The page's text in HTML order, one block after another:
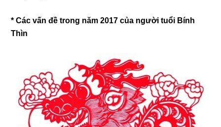
* Các vấn đề trong năm 2017 của người tuổi Bính
Thìn